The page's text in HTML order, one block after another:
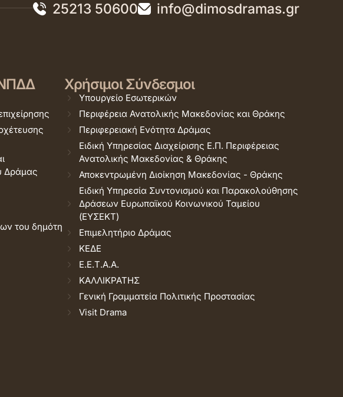
25213 50600 info@dimosdramas.gr
ΝΠΔΔ
Δράμας
του δημότη
Χρήσιμοι Σύνδεσμοι
Υπουργείο Εσωτερικών
Περιφέρεια Ανατολικής Μακεδονίας και Θράκης
Περιφερειακή Ενότητα Δράμας
Ειδική Υπηρεσίας Διαχείρισης Ε.Π. Περιφέρειας
Ανατολικής Μακεδονίας & Θράκης
Αποκεντρωμένη Διοίκηση Μακεδονίας - Θράκης
Ειδική Υπηρεσία Συντονισμού και Παρακολούθησης
Δράσεων Ευρωπαϊκού Κοινωνικού Ταμείου
(ΕΥΣΕΚΤ)
Επιμελητήριο Δράμας
ΚΕΔΕ
Ε.Ε.Τ.Α.Α.
ΚΑΛΛΙΚΡΑΤΗΣ
Γενική Γραμματεία Πολιτικής Προστασίας
Visit Drama